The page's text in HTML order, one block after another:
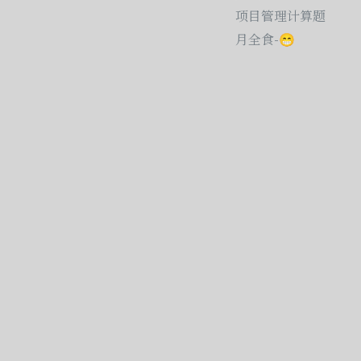
项目管理计算题
月全食-😁